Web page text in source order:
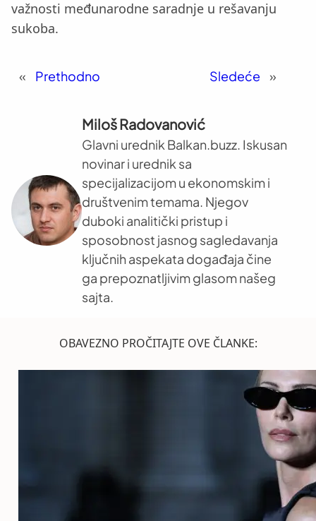
važnosti međunarodne saradnje u rešavanju
sukoba.
« Prethodno Sledeće »
Miloš Radovanović
Glavni urednik Balkan.buzz. Iskusan
novinar i urednik sa
specijalizacijom u ekonomskim i
društvenim temama. Njegov
duboki analitički pristup i
sposobnost jasnog sagledavanja
ključnih aspekata događaja čine
ga prepoznatljivim glasom našeg
sajta.
OBAVEZNO PROČITAJTE OVE ČLANKE: